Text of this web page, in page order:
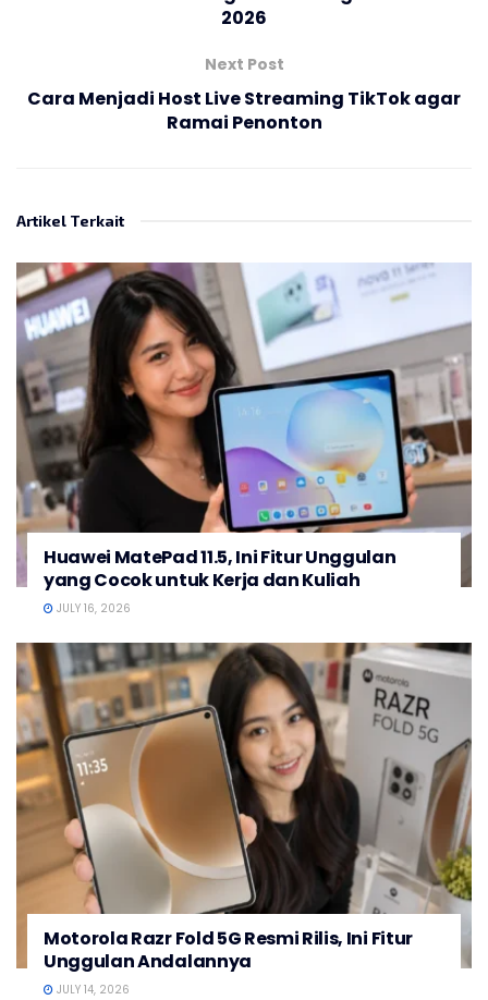
2026
Next Post
Cara Menjadi Host Live Streaming TikTok agar
Ramai Penonton
Artikel Terkait
Huawei MatePad 11.5, Ini Fitur Unggulan
yang Cocok untuk Kerja dan Kuliah
JULY 16, 2026
Motorola Razr Fold 5G Resmi Rilis, Ini Fitur
Unggulan Andalannya
JULY 14, 2026